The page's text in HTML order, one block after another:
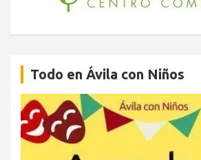
Todo en Ávila con Niños